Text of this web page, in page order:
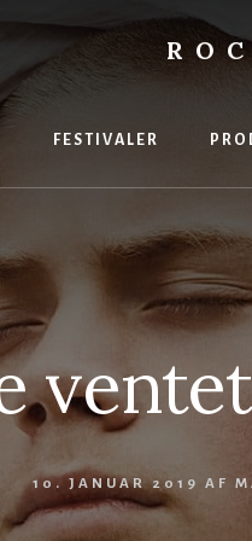
FESTIVALER
10. JANUAR 2019 AF